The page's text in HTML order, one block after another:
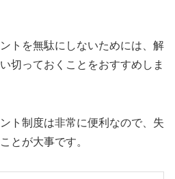
トを無駄にしないためには、解
切っておくことをおすすめしま
ト制度は非常に便利なので、失
とが大事です。